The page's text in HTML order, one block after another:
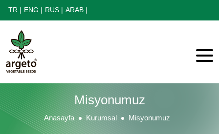
TR | ENG | RUS | ARAB |
Misyonumuz
Anasayfa Kurumsal Misyonumuz